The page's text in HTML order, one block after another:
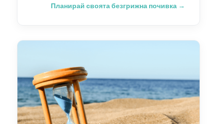
Планирай своята безгрижна почивка →